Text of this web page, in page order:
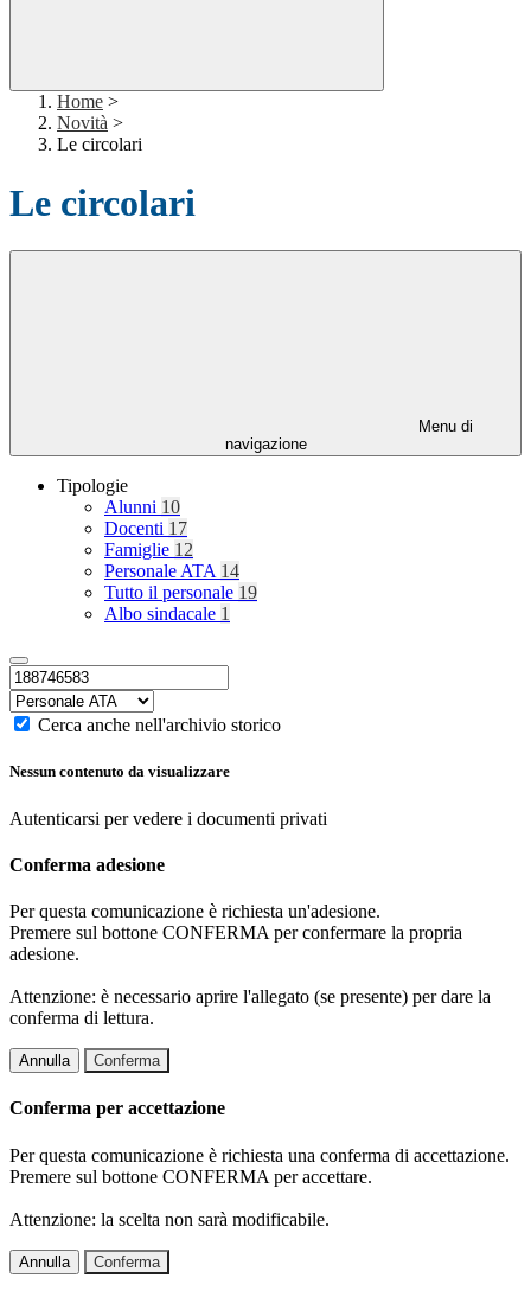
Home >
Novità >
Le circolari
Le circolari
Menu di
navigazione
Tipologie
Alunni 10
Docenti 17
Famiglie 12
Personale ATA 14
Tutto il personale 19
Albo sindacale 1
Cerca anche nell'archivio storico
Nessun contenuto da visualizzare
Autenticarsi per vedere i documenti privati
Conferma adesione
Per questa comunicazione è richiesta un'adesione.
Premere sul bottone CONFERMA per confermare la propria
adesione.
Attenzione: è necessario aprire l'allegato (se presente) per dare la
conferma di lettura.
Annulla Conferma
Conferma per accettazione
Per questa comunicazione è richiesta una conferma di accettazione.
Premere sul bottone CONFERMA per accettare.
Attenzione: la scelta non sarà modificabile.
Annulla Conferma